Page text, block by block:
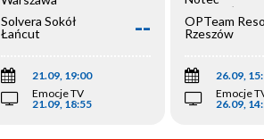
Solvera Sokół
Łańcut
--
21.09, 19:00
Emocje TV
21.09, 18:55
Inowrocław
OPTeam
Rzeszów
26.09,
Emocje
26.09,